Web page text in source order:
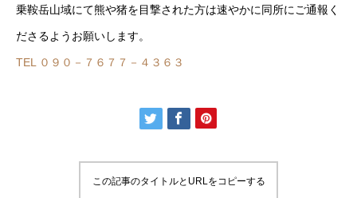
乗鞍岳山域にて熊や猪を目撃された方は速やかに同所にご通報く
ださるようお願いします。
TEL ０９０－７６７７－４３６３
この記事のタイトルとURLをコピーする